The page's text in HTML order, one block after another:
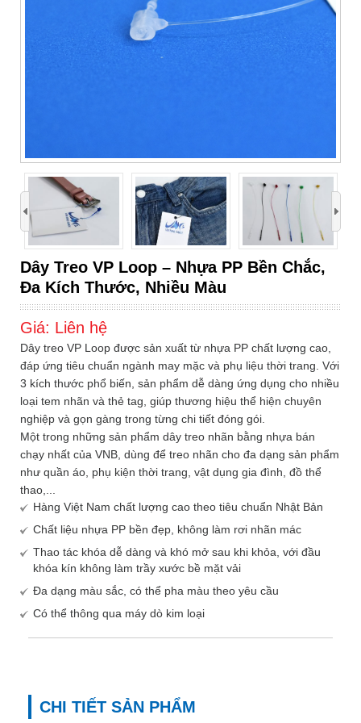
Dây Treo VP Loop – Nhựa PP Bền Chắc,
Đa Kích Thước, Nhiều Màu
Giá: Liên hệ
Dây treo VP Loop được sản xuất từ nhựa PP chất lượng cao,
đáp ứng tiêu chuẩn ngành may mặc và phụ liệu thời trang. Với
3 kích thước phổ biến, sản phẩm dễ dàng ứng dụng cho nhiều
loại tem nhãn và thẻ tag, giúp thương hiệu thể hiện chuyên
nghiệp và gọn gàng trong từng chi tiết đóng gói.
Một trong những sản phẩm dây treo nhãn bằng nhựa bán
chạy nhất của VNB, dùng để treo nhãn cho đa dạng sản phẩm
như quần áo, phụ kiện thời trang, vật dụng gia đình, đồ thể
thao,...
Hàng Việt Nam chất lượng cao theo tiêu chuẩn Nhật Bản
Chất liệu nhựa PP bền đẹp, không làm rơi nhãn mác
Thao tác khóa dễ dàng và khó mở sau khi khỏa, với đầu
khóa kín không làm trầy xước bề mặt vải
Đa dạng màu sắc, có thể pha màu theo yêu cầu
Có thể thông qua máy dò kim loại
CHI TIẾT SẢN PHẨM